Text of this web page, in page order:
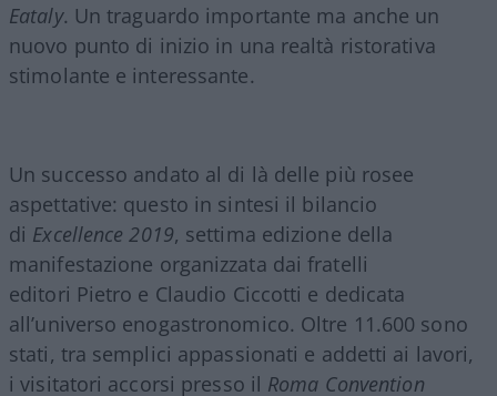
Eataly. Un traguardo importante ma anche un
nuovo punto di inizio in una realtà ristorativa
stimolante e interessante.
Un successo andato al di là delle più rosee
aspettative: questo in sintesi il bilancio
di Excellence 2019, settima edizione della
manifestazione organizzata dai fratelli
editori Pietro e Claudio Ciccotti e dedicata
all’universo enogastronomico. Oltre 11.600 sono
stati, tra semplici appassionati e addetti ai lavori,
i visitatori accorsi presso il Roma Convention